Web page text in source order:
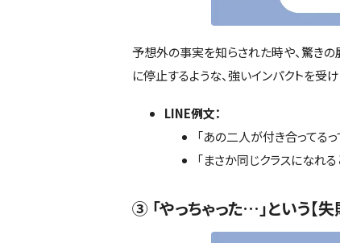
予想外の事実を知らされた時や、驚きの
に停止するような、強いインパクトを受け
LINE例文：
「あの二人が付き合ってる
「まさか同じクラスになれ
③ 「やっちゃった…」という【失